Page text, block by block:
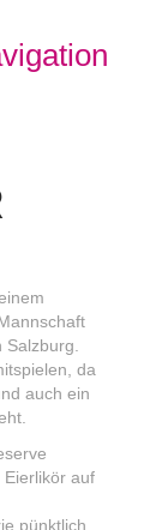
da
auch ein
auf
pünktlich